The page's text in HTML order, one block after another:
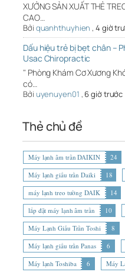
XƯỞNG SẢN XUẤT THẺ
CAO…
Bởi quanhthuyhien ,4 giờ
Dấu hiệu trẻ bị bẹt chân –
Usac Chiropractic
" Phòng Khám Cơ Xương
có…
Bởi uyenuyen01 , 6 giờ trước
Thẻ chủ đề
Máy lạnh âm trần DAIKIN 24
Máy lạnh giấu trần Daiki
18
máy lạnh treo tường DAIK
14
lắp đặt máy lạnh âm trần
10
Máy Lạnh Giấu Trần Toshi
8
Máy lạnh giấu trần Panas
6
Máy lạnh Toshiba
6 Máy